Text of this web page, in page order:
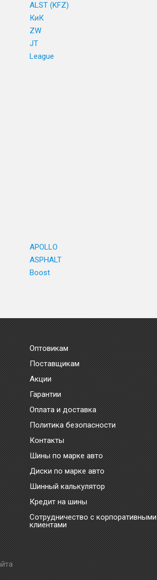
ALST (KFZ)
КиК
ZW
JT
League
APOLLO
ASPHALT
Boost
Оптовикам
Поставщикам
Акции
Гарантии
Оплата и доставка
Политика безопасности
Контакты
Шины по марке авто
Диски по марке авто
Шинный калькулятор
Кредит на шины
Сотрудничество с корпоративными
клиентами